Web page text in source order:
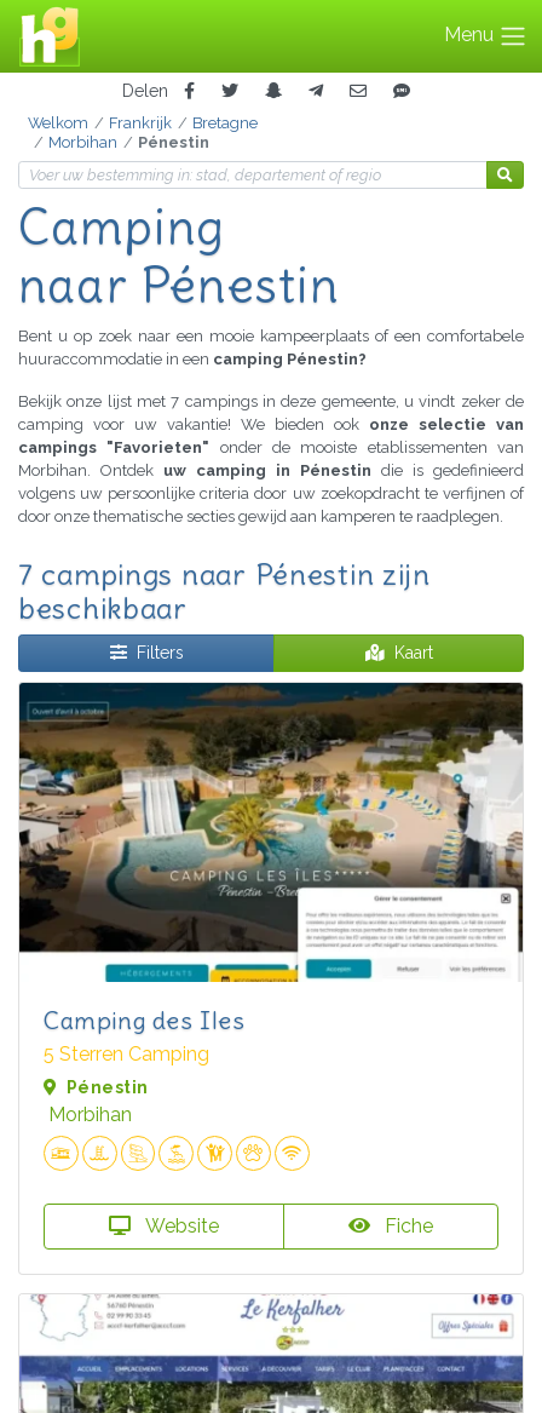
Menu
Delen
Welkom Frankrijk
Bretagne
Morbihan
Pénestin
Camping
naar Pénestin
Bent u op zoek naar een mooie kampeerplaats of een comfortabele
huuraccommodatie in een camping Pénestin?
Bekijk onze lijst met 7 campings in deze gemeente, u vindt zeker de
camping voor uw vakantie! We bieden ook onze selectie van
campings "Favorieten" onder de mooiste etablissementen van
Morbihan. Ontdek uw camping in Pénestin die is gedefinieerd
volgens uw persoonlijke criteria door uw zoekopdracht te verfijnen of
door onze thematische secties gewijd aan kamperen te raadplegen.
7 campings naar Pénestin zijn
beschikbaar
Filters Kaart
Camping des Iles
5 Sterren Camping
Pénestin
Morbihan
Website Fiche